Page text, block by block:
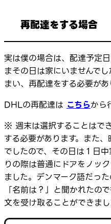
再配達をする場合
実は僕の場合は、配達予定
まその日は家にいませんで
まい、再配達をする必要があ
DHLの再配達は こちらから
※ 週末は選択することはで
する必要があります。また
でしたので、その日は１日
りの際は普通にドアをノッ
ました。デンマーク語だった
「名前は？」と聞かれた
文を受け取ることができまし